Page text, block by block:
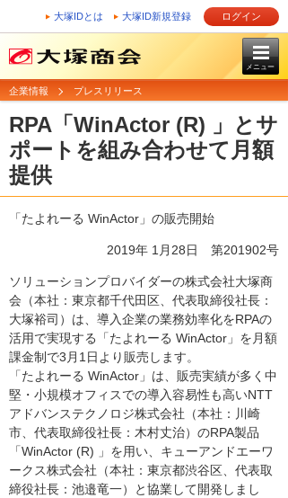
大塚IDとは 大塚ID新規登録 ログイン
メニュー
企業情報 プレスリリース
RPA「WinActor (R) 」とサ
ポートを組み合わせて月額
提供
「たよれーる WinActor」の販売開始
2019年 1月28日 第201902号
ソリューションプロバイダーの株式会社大塚商
会（本社：東京都千代田区、代表取締役社長：
大塚裕司）は、導入企業の業務効率化をRPAの
活用で実現する「たよれーる WinActor」を月額
課金制で3月1日より販売します。
「たよれーる WinActor」は、販売実績が多く中
堅・小規模オフィスでの導入容易性も高いNTT
アドバンステクノロジ株式会社（本社：川崎
市、代表取締役社長：木村丈治）のRPA製品
「WinActor (R) 」を用い、キューアンドエーワ
ークス株式会社（本社：東京都渋谷区、代表取
締役社長：池邉竜一）と協業して開発しまし